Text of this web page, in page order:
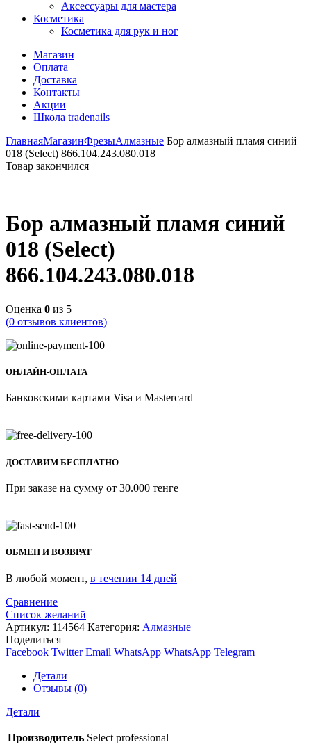
Аксессуары для мастера
Косметика
Косметика для рук и ног
Магазин
Оплата
Доставка
Контакты
Акции
Школа tradenails
ГлавнаяМагазинФрезыАлмазные Бор алмазный пламя синий
018 (Select) 866.104.243.080.018
Товар закончился
Бор алмазный пламя синий
018 (Select)
866.104.243.080.018
Оценка 0 из 5
(0 отзывов клиентов)
ОНЛАЙН-ОПЛАТА
Банковскими картами Visa и Mastercard
ДОСТАВИМ БЕСПЛАТНО
При заказе на сумму от 30.000 тенге
ОБМЕН И ВОЗВРАТ
В любой момент, в течении 14 дней
Сравнение
Список желаний
Артикул: 114564 Категория: Алмазные
Поделиться
Facebook Twitter Email WhatsApp WhatsApp Telegram
Детали
Отзывы (0)
Детали
Производитель Select professional